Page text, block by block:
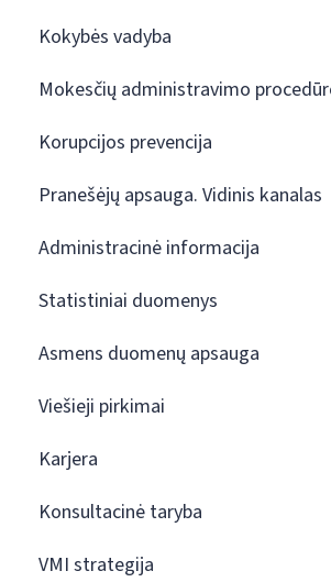
Kokybės vadyba
Mokesčių administravimo
Korupcijos prevencija
Pranešėjų apsauga. Vidinis kanalas
Administracinė informacija
Statistiniai duomenys
Asmens duomenų apsauga
Viešieji pirkimai
Karjera
Konsultacinė taryba
VMI strategija